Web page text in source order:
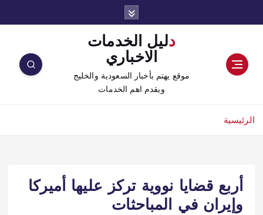
دليل الخدمات
الاخباري
موقع يهتم بأخبار السعودية والخليج
ويقدم اهم الخدمات
الرئيسية
أربع قضايا نووية تركز عليها أميركا
وإيران في المباحثات